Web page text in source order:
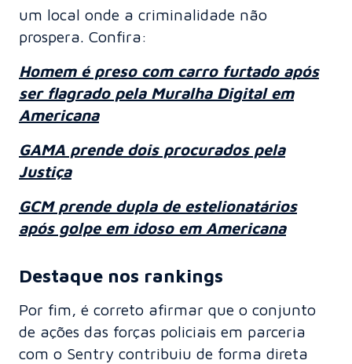
um local onde a criminalidade não
prospera. Confira:
Homem é preso com carro furtado após
ser flagrado pela Muralha Digital em
Americana
GAMA prende dois procurados pela
Justiça
GCM prende dupla de estelionatários
após golpe em idoso em Americana
Destaque nos rankings
Por fim, é correto afirmar que o conjunto
de ações das forças policiais em parceria
com o Sentry contribuiu de forma direta